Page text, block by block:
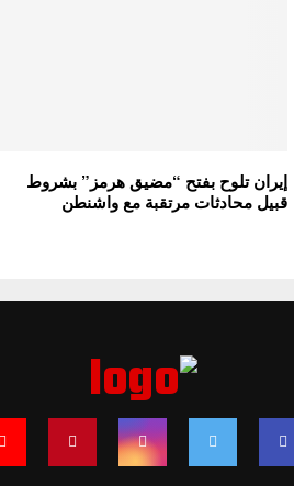
إيران تلوح بفتح “مضيق هرمز” بشروط
قبيل محادثات مرتقبة مع واشنطن